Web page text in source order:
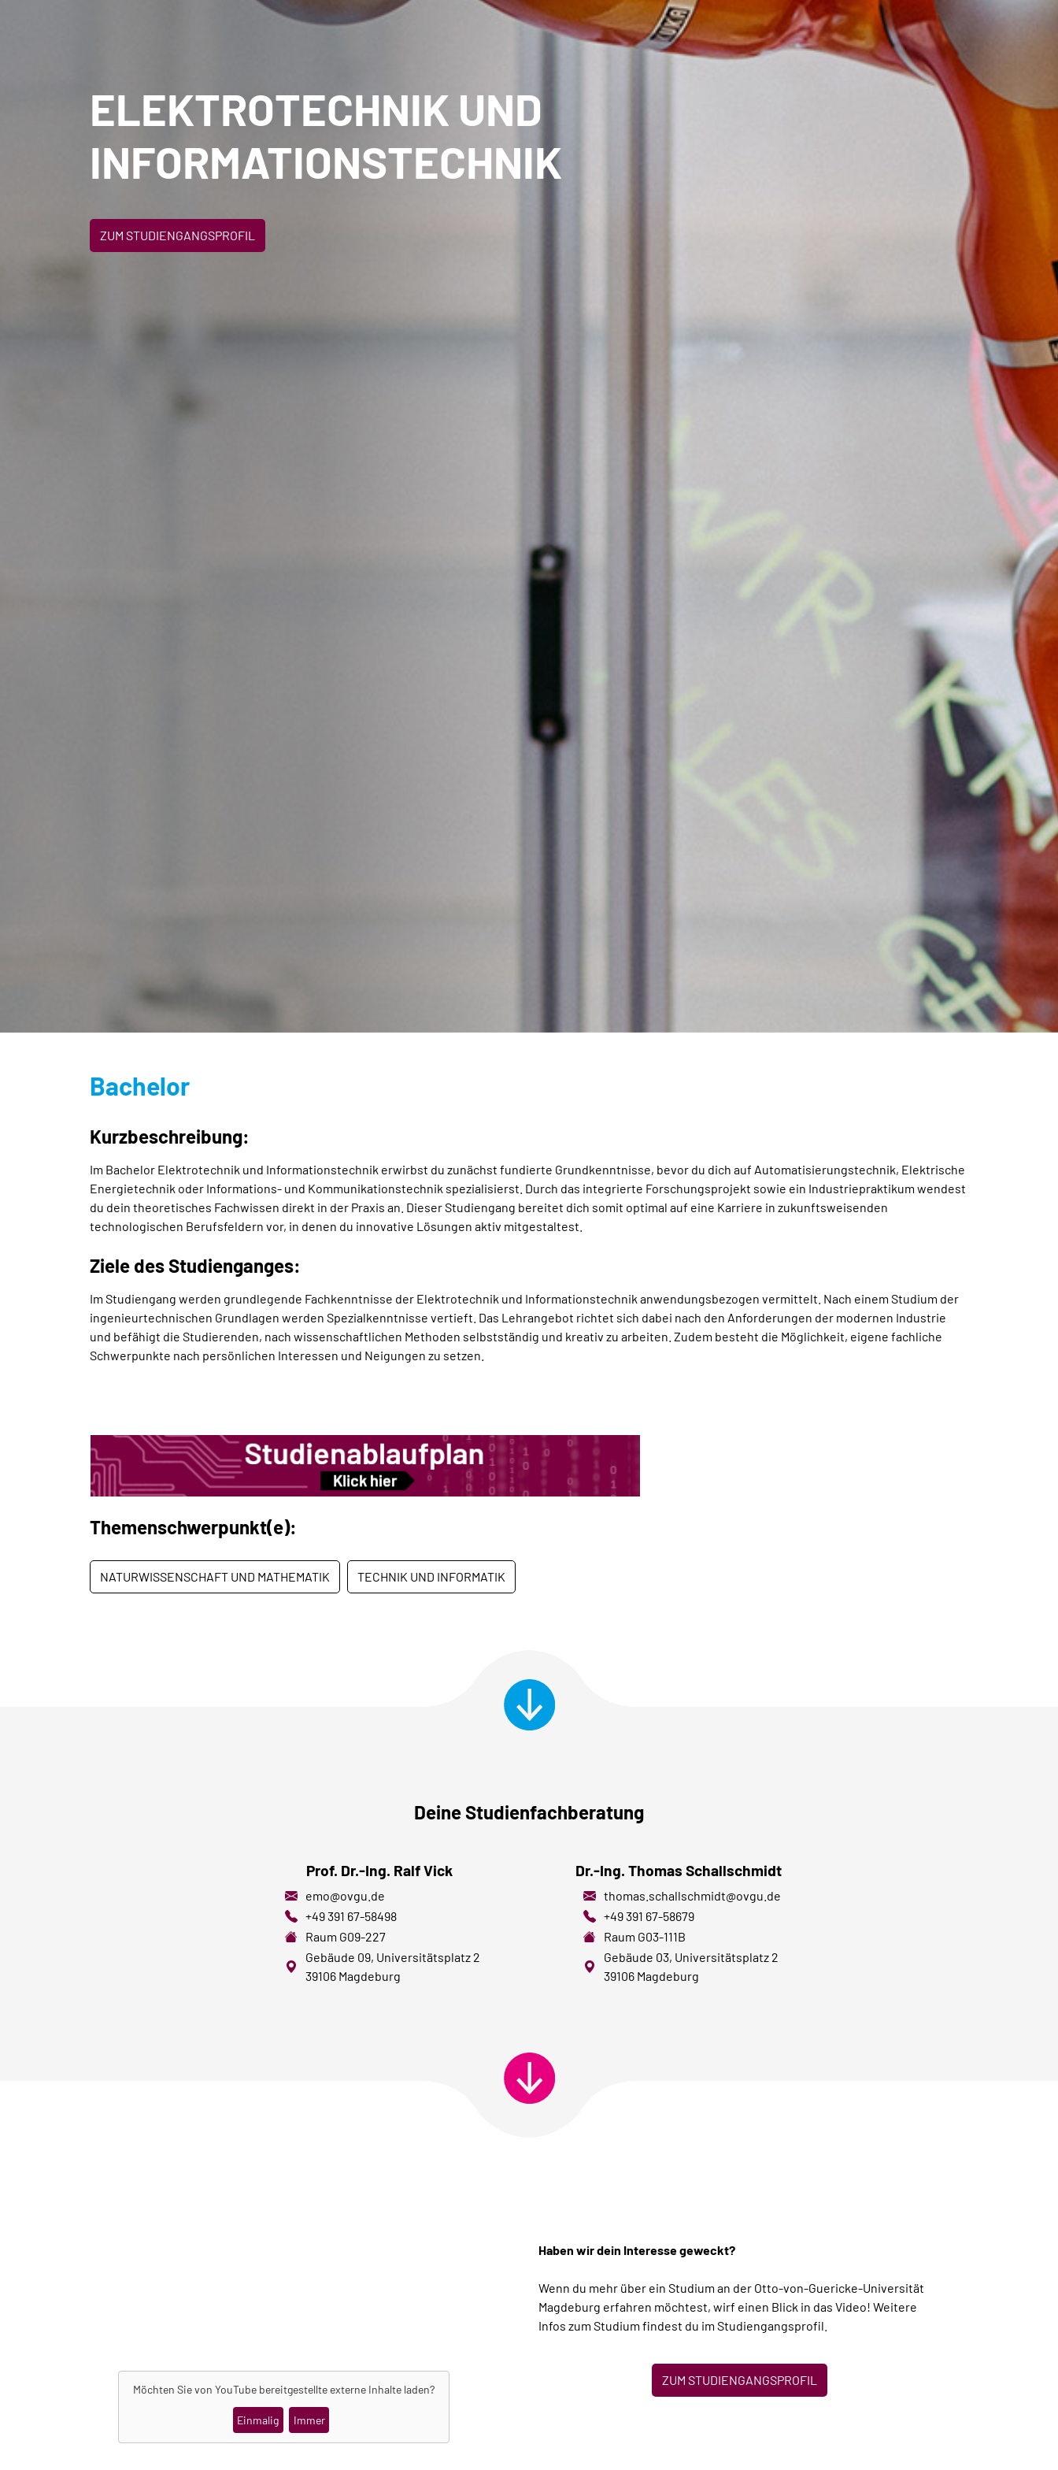
ELEKTROTECHNIK UND
INFORMATIONSTECHNIK
ZUM STUDIENGANGSPROFIL
Bachelor
Kurzbeschreibung:
Im Bachelor Elektrotechnik und Informationstechnik erwirbst du zunächst fundierte Grundkenntnisse, bevor du dich auf Automatisierungstechnik, Elektrische
Energietechnik oder Informations- und Kommunikationstechnik spezialisierst. Durch das integrierte Forschungsprojekt sowie ein Industriepraktikum wendest
du dein theoretisches Fachwissen direkt in der Praxis an. Dieser Studiengang bereitet dich somit optimal auf eine Karriere in zukunftsweisenden
technologischen Berufsfeldern vor, in denen du innovative Lösungen aktiv mitgestaltest.
Ziele des Studienganges:
Im Studiengang werden grundlegende Fachkenntnisse der Elektrotechnik und Informationstechnik anwendungsbezogen vermittelt. Nach einem Studium der
ingenieurtechnischen Grundlagen werden Spezialkenntnisse vertieft. Das Lehrangebot richtet sich dabei nach den Anforderungen der modernen Industrie
und befähigt die Studierenden, nach wissenschaftlichen Methoden selbstständig und kreativ zu arbeiten. Zudem besteht die Möglichkeit, eigene fachliche
Schwerpunkte nach persönlichen Interessen und Neigungen zu setzen.
Themenschwerpunkt(e):
NATURWISSENSCHAFT UND MATHEMATIK TECHNIK UND INFORMATIK
Deine Studienfachberatung
Prof. Dr.-Ing. Ralf Vick
emo@ovgu.de
+49 391 67-58498
Raum G09-227
Gebäude 09, Universitätsplatz 2
39106 Magdeburg
Dr.-Ing. Thomas Schallschmidt
thomas.schallschmidt@ovgu.de
+49 391 67-58679
Raum G03-111B
Gebäude 03, Universitätsplatz 2
39106 Magdeburg
Möchten Sie von YouTube bereitgestellte externe Inhalte laden?
Einmalig Immer
Haben wir dein Interesse geweckt?
Wenn du mehr über ein Studium an der Otto-von-Guericke-Universität
Magdeburg erfahren möchtest, wirf einen Blick in das Video! Weitere
Infos zum Studium findest du im Studiengangsprofil.
ZUM STUDIENGANGSPROFIL